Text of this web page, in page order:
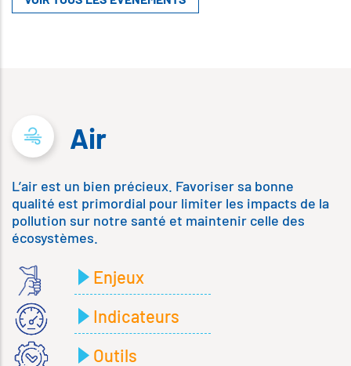
Air
L’air est un bien précieux. Favoriser sa bonne
qualité est primordial pour limiter les impacts de la
pollution sur notre santé et maintenir celle des
écosystèmes.
Enjeux
Indicateurs
Outils